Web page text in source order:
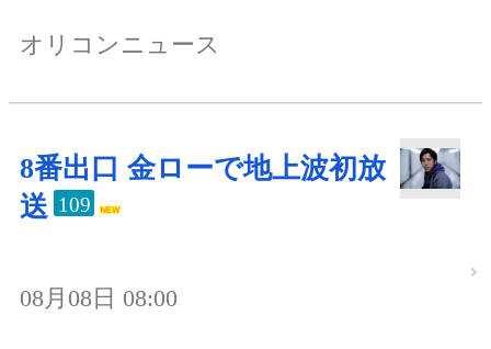
オリコンニュース
8番出口 金ローで地上波初放
送 109
08月08日 08:00